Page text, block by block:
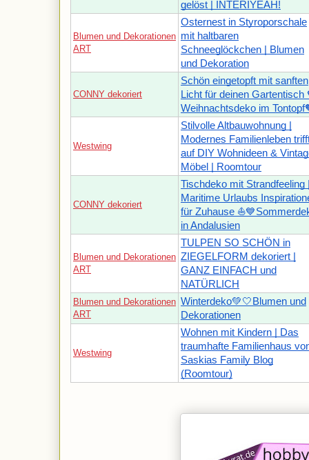
gelöst | INTERIYEAH!
Blumen und Dekorationen
ART
Osternest in Styroporschale
mit haltbaren
Schneeglöckchen | Blumen
und Dekoration
CONNY dekoriert
Schön eingetopft mit sanften
Licht für deinen Gartentisch
Weihnachtsdeko im
Westwing
Stilvolle Altbauwohnung |
Modernes Familienleben
auf DIY Wohnideen &
Möbel | Roomtour
CONNY dekoriert
Tischdeko mit Strandfeeling
Maritime Urlaubs
für Zuhause
in Andalusien
Blumen und Dekorationen
ART
TULPEN SO SCHÖN in
ZIEGELFORM dekoriert |
GANZ EINFACH und
NATÜRLICH
Blumen und Dekorationen
ART
Winterdeko💚🤍Blumen und
Dekorationen
Westwing
Wohnen mit Kindern | Das
traumhafte Familienhaus
Saskias Family Blog
(Roomtour)